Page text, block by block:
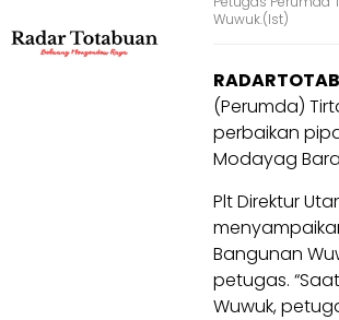
Wuwuk.(Ist)
(Perumda)
perbaikan
Modayag
Plt Direktur
Bangunan
petugas.
Wuwuk,